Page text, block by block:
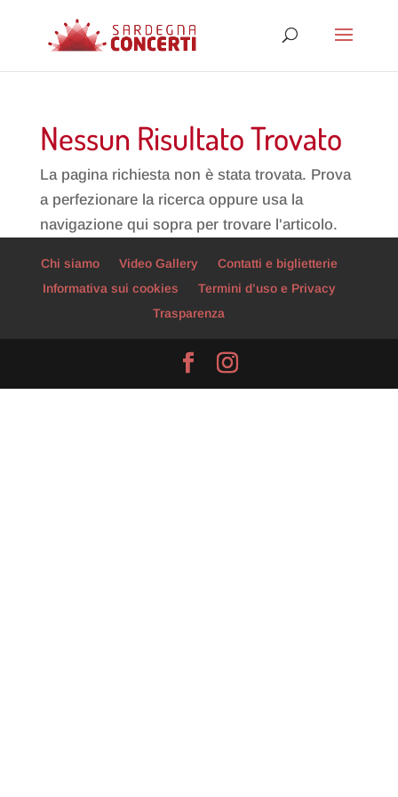
Nessun Risultato Trovato
La pagina richiesta non è stata trovata. Prova
a perfezionare la ricerca oppure usa la
navigazione qui sopra per trovare l'articolo.
Chi siamo Video Gallery
Contatti e biglietterie
Informativa sui cookies
Termini d’uso e Privacy
Trasparenza